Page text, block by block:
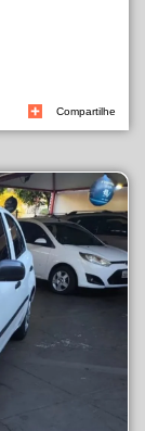
Compartilhe